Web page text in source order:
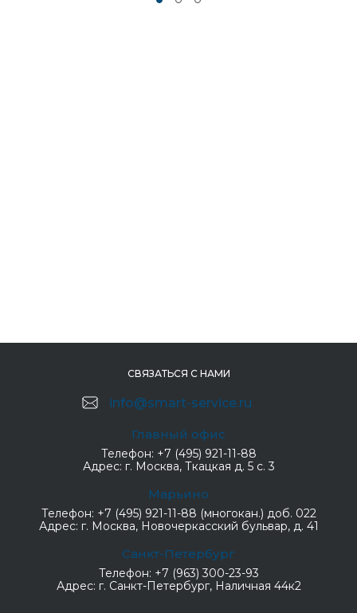
СВЯЗАТЬСЯ С НАМИ
info@smart-service.ru
Главный офис
Телефон: +7 (495) 921-11-88
Адрес: г. Москва, Ткацкая д. 5 с. 3
Марьино
Телефон: +7 (495) 921-11-88 (многокан.) доб. 022
Адрес: г. Москва, Новочеркасский бульвар, д. 41
Санкт-Петербург
Телефон: +7 (963) 300-23-93
Адрес: г. Санкт-Петербург, Наличная 44к2